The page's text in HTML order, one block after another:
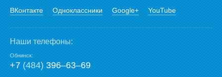
ВКонтакте Одноклассники Google+ YouTube
Наши телефоны:
Обнинск:
+7(484)396‒63‒69